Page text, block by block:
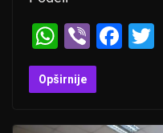
W
h
at
Vi
b
er
F
Opširnije